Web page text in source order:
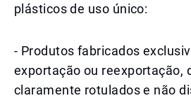
plásticos de uso único:
- Produtos fabricados
exportação ou reexportação,
claramente rotulados e não